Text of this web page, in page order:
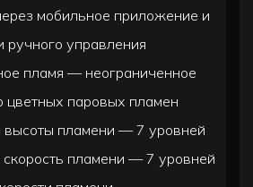
мобильное приложение и
ручного управления
пламя — неограниченное
цветных паровых пламен
высоты пламени — 7 уровней
скорость пламени — 7 уровней